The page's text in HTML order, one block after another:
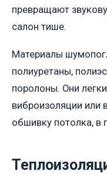
превращают
салон тише.
Материалы
полиуретаны,
поролоны. Они
виброизоляции или
обшивку потолка, в